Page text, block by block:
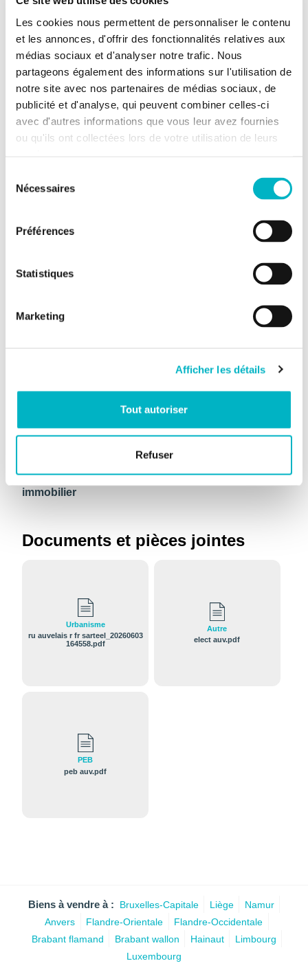
Les cookies nous permettent de personnaliser le contenu
et les annonces, d'offrir des fonctionnalités relatives aux
médias sociaux et d'analyser notre trafic. Nous
partageons également des informations sur l'utilisation de
notre site avec nos partenaires de médias sociaux, de
publicité et d'analyse, qui peuvent combiner celles-ci
avec d'autres informations que vous leur avez fournies
ou qu'ils ont collectées lors de votre utilisation de leurs
Nécessaires
Préférences
Statistiques
Marketing
Afficher les détails
Tout autoriser
Refuser
Informations énergétiques
Citerne à mazout, gaz ou autre
Label énergétique
Code unique certificat
PEB
20260515019785
spécifique énergie
297 kWh/m 2
Consommation
Informations urbanistiques
urbanistique la plus
Données relatives à la protection
du patrimoine
de sauvegarde ou
patrimoine
immobilier
Documents et pièces jointes
Urbanisme
ru auvelais r fr sarteel_20260603
164558.pdf
Autre
elect auv.pdf
PEB
peb auv.pdf
Biens à vendre à : Bruxelles-Capitale Liège
Namur
Anvers
Flandre-Orientale
Flandre-Occidentale
Brabant flamand
Brabant wallon Hainaut
Limbourg
Luxembourg